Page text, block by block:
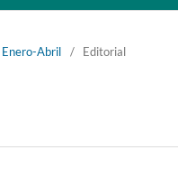
Abril / Editorial